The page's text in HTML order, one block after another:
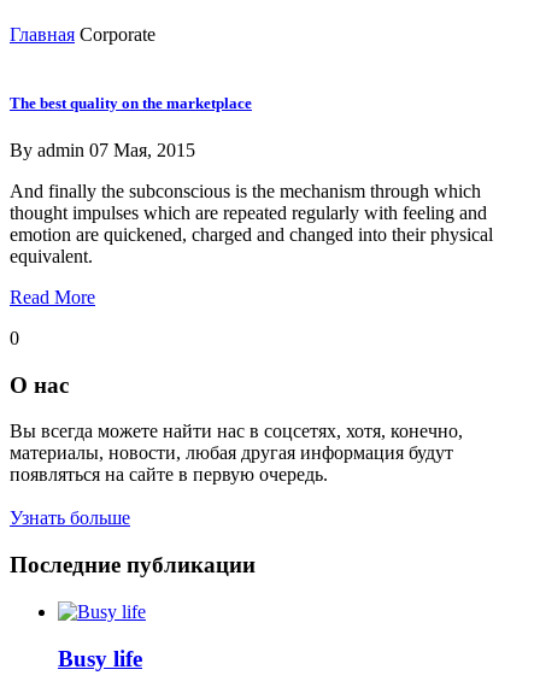
Главная Corporate
The best quality on the marketplace
By admin 07 Мая, 2015
And finally the subconscious is the mechanism through which
thought impulses which are repeated regularly with feeling and
emotion are quickened, charged and changed into their physical
equivalent.
Read More
0
О нас
Вы всегда можете найти нас в соцсетях, хотя, конечно,
материалы, новости, любая другая информация будут
появляться на сайте в первую очередь.
Узнать больше
Последние публикации
Busy life